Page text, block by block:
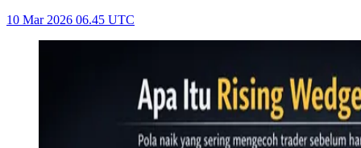
10 Mar 2026 06.45 UTC